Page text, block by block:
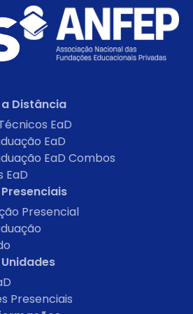
Distância
EaD
EaD
EaD Combos
EaD
Presencial
Presenciais